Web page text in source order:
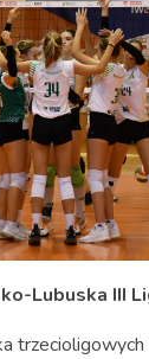
Lubuska III
trzecioligowych